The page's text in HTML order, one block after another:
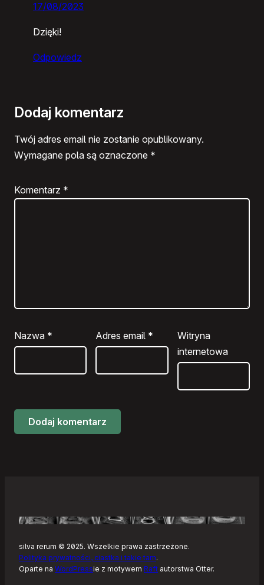
17/08/2023
Dzięki!
Odpowiedz
Dodaj komentarz
Twój adres email nie zostanie opublikowany.
Wymagane pola są oznaczone *
Komentarz *
Nazwa * Adres email *
Witryna
internetowa
silva rerum © 2025. Wszelkie prawa zastrzeżone.
Polityka prywatności, ciastka i takie tam.
Oparte na WordPressie z motywem Raft autorstwa Otter.